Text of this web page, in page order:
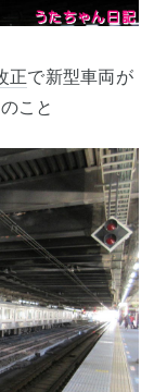
正で新型車両が
こと